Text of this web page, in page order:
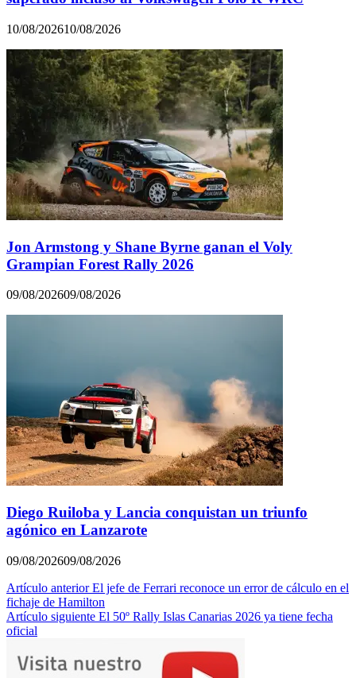
10/08/202610/08/2026
Jon Armstong y Shane Byrne ganan el Voly
Grampian Forest Rally 2026
09/08/202609/08/2026
Diego Ruiloba y Lancia conquistan un triunfo
agónico en Lanzarote
09/08/202609/08/2026
Navegación
de
entradas
Artículo anterior El jefe de Ferrari reconoce un error de cálculo en el
fichaje de Hamilton
Artículo siguiente El 50º Rally Islas Canarias 2026 ya tiene fecha
oficial